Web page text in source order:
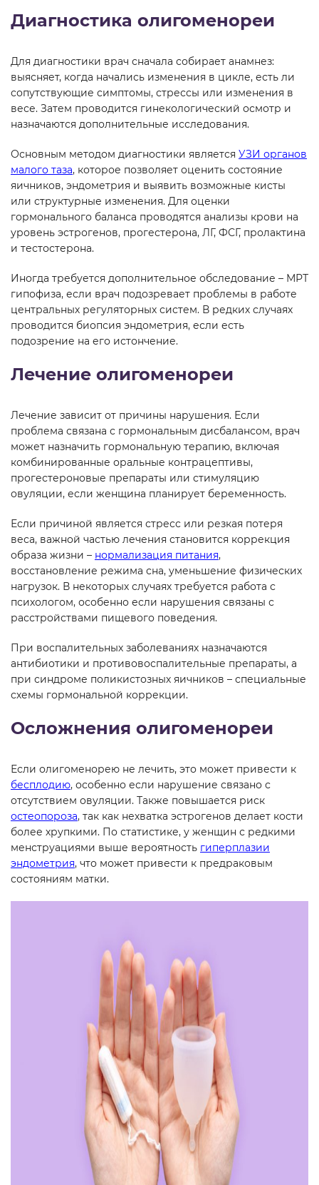
Диагностика олигоменореи
Для диагностики врач сначала собирает анамнез:
выясняет, когда начались изменения в цикле, есть ли
сопутствующие симптомы, стрессы или изменения в
весе. Затем проводится гинекологический осмотр и
назначаются дополнительные исследования.
Основным методом диагностики является УЗИ органов
малого таза, которое позволяет оценить состояние
яичников, эндометрия и выявить возможные кисты
или структурные изменения. Для оценки
гормонального баланса проводятся анализы крови на
уровень эстрогенов, прогестерона, ЛГ, ФСГ, пролактина
и тестостерона.
Иногда требуется дополнительное обследование – МРТ
гипофиза, если врач подозревает проблемы в работе
центральных регуляторных систем. В редких случаях
проводится биопсия эндометрия, если есть
подозрение на его истончение.
Лечение олигоменореи
Лечение зависит от причины нарушения. Если
проблема связана с гормональным дисбалансом, врач
может назначить гормональную терапию, включая
комбинированные оральные контрацептивы,
прогестероновые препараты или стимуляцию
овуляции, если женщина планирует беременность.
Если причиной является стресс или резкая потеря
веса, важной частью лечения становится коррекция
образа жизни – нормализация питания,
восстановление режима сна, уменьшение физических
нагрузок. В некоторых случаях требуется работа с
психологом, особенно если нарушения связаны с
расстройствами пищевого поведения.
При воспалительных заболеваниях назначаются
антибиотики и противовоспалительные препараты, а
при синдроме поликистозных яичников – специальные
схемы гормональной коррекции.
Осложнения олигоменореи
Если олигоменорею не лечить, это может привести к
бесплодию, особенно если нарушение связано с
отсутствием овуляции. Также повышается риск
остеопороза, так как нехватка эстрогенов делает кости
более хрупкими. По статистике, у женщин с редкими
менструациями выше вероятность гиперплазии
эндометрия, что может привести к предраковым
состояниям матки.